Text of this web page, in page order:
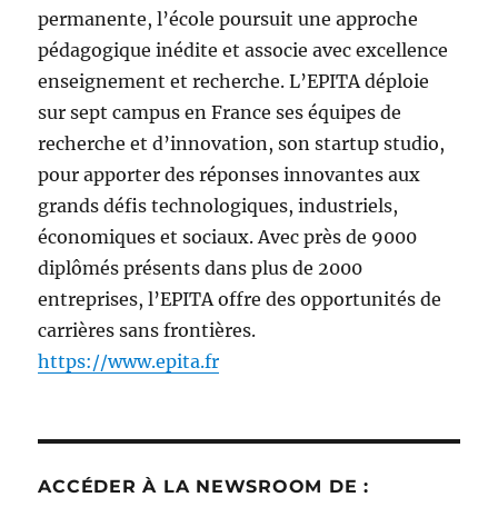
permanente, l’école poursuit une approche
pédagogique inédite et associe avec excellence
enseignement et recherche. L’EPITA déploie
sur sept campus en France ses équipes de
recherche et d’innovation, son startup studio,
pour apporter des réponses innovantes aux
grands défis technologiques, industriels,
économiques et sociaux. Avec près de 9000
diplômés présents dans plus de 2000
entreprises, l’EPITA offre des opportunités de
carrières sans frontières.
https://www.epita.fr
ACCÉDER À LA NEWSROOM DE :